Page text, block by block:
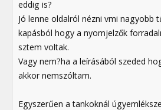
eddig is?
Jó lenne oldalról nézni vmi nagyobb
kapásból hogy a nyomjelzők
sztem voltak.
Vagy nem?ha a leírásából szeded
akkor nemszóltam.
Egyszerűen a tankoknál